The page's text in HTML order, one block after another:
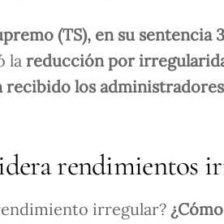
(TS), en su sentencia
la reducción por
recibido los
rendimientos
irregular?